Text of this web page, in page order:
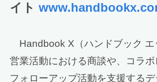
イト
Handbook X（ハンドブック エ
営業活動における商談や、コラボ
フォローアップ活動を支援する